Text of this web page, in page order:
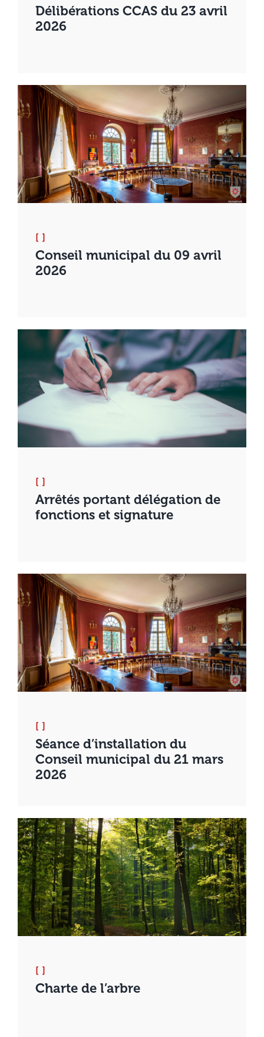
Délibérations CCAS du 23 avril
2026
[ ]
Conseil municipal du 09 avril
2026
[ ]
Arrêtés portant délégation de
fonctions et signature
[ ]
Séance d’installation du
Conseil municipal du 21 mars
2026
[ ]
Charte de l’arbre